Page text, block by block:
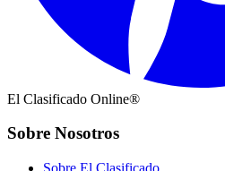
El Clasificado Online®
Sobre Nosotros